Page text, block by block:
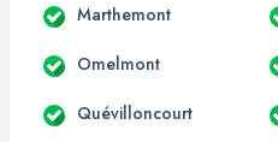
Marthemont
Omelmont
Quévilloncourt